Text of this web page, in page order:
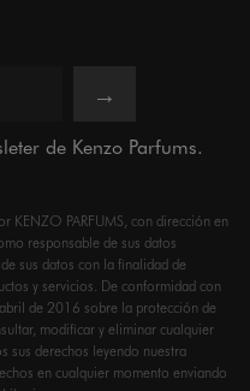
→
de Kenzo Parfums.
KENZO PARFUMS, con dirección en
responsable de sus datos
sus datos con la finalidad de
y servicios. De conformidad con
de 2016 sobre la protección de
modificar y eliminar cualquier
sus derechos leyendo nuestra
en cualquier momento enviando